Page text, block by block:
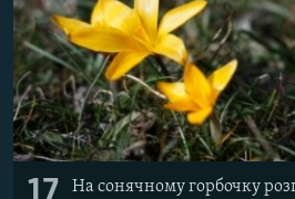
На сонячному горбочку